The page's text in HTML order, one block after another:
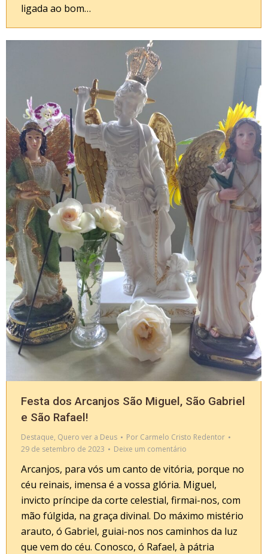
ligada ao bom…
Festa dos Arcanjos São Miguel, São Gabriel
e São Rafael!
Destaque, Quero ver a Deus Por Carmelo Cristo Redentor
29 de setembro de 2023
Deixe um comentário
Arcanjos, para vós um canto de vitória, porque no
céu reinais, imensa é a vossa glória. Miguel,
invicto príncipe da corte celestial, firmai-nos, com
mão fúlgida, na graça divinal. Do máximo mistério
arauto, ó Gabriel, guiai-nos nos caminhos da luz
que vem do céu. Conosco, ó Rafael, à pátria